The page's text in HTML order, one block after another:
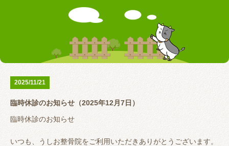
お知らせ
リアライン（骨盤矯正） トレーニング指導
お問い合わせ
2025/11/21
臨時休診のお知らせ（2025年12月7日）
臨時休診のお知らせ
いつも、うしお整骨院をご利用いただきありがとうございます。